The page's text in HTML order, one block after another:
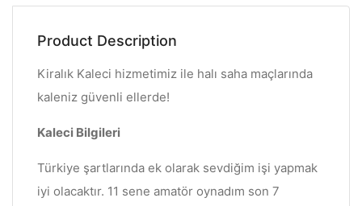
Product Description
Kiralık Kaleci hizmetimiz ile halı saha maçlarında
kaleniz güvenli ellerde!
Kaleci Bilgileri
Türkiye şartlarında ek olarak sevdiğim işi yapmak
iyi olacaktır. 11 sene amatör oynadım son 7